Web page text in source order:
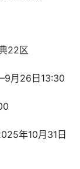
22区
月26日13:30
年10月31日